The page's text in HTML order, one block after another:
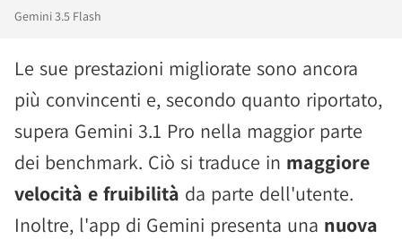
Gemini 3.5 Flash
Le sue prestazioni migliorate sono ancora
più convincenti e, secondo quanto riportato,
supera Gemini 3.1 Pro nella maggior parte
dei benchmark. Ciò si traduce in maggiore
velocità e fruibilità da parte dell'utente.
Inoltre, l'app di Gemini presenta una nuova